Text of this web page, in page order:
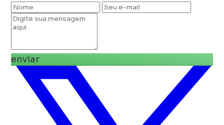
enviar